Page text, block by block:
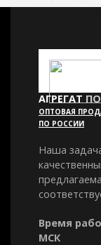
АГРЕГАТ
ОПТОВАЯ
ПО РОССИИ
Наша
Время
МСК